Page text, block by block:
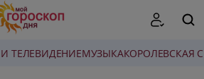
ТЕЛЕВИДЕНИЕМУЗЫКАКОРОЛЕВСКАЯ